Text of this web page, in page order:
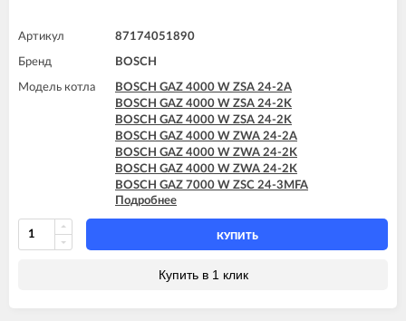
Артикул 87174051890
Бренд BOSCH
Модель котла
BOSCH GAZ 4000 W ZSA 24-2A
BOSCH GAZ 4000 W ZSA 24-2K
BOSCH GAZ 4000 W ZSA 24-2K
BOSCH GAZ 4000 W ZWA 24-2A
BOSCH GAZ 4000 W ZWA 24-2K
BOSCH GAZ 4000 W ZWA 24-2K
BOSCH GAZ 7000 W ZSC 24-3MFA
BOSCH GAZ 7000 W ZSC 24-3MFK
BOSCH GAZ 7000 W ZSC 35-3MFA
BOSCH GAZ 7000 W ZWC 24-3MFA
BOSCH GAZ 7000 W ZWC 24-3MFK
BOSCH GAZ 7000 W ZWC 28-3MFK
Подробнее
КУПИТЬ
Купить в 1 клик